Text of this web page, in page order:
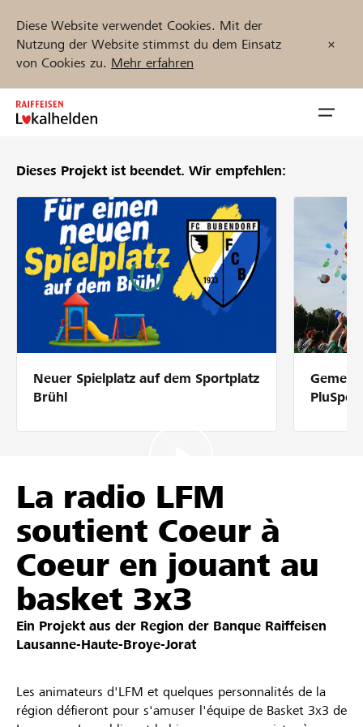
Diese Website verwendet Cookies. Mit der
Nutzung der Website stimmst du dem Einsatz
von Cookies zu. Mehr erfahren
Zum
Inhalt
Unterstützen
Hilfe & Support
Partner / Raiffeisenbank
Anmelden
Registrieren
Projekte und Organisationen finden
DE FR IT
Dieses Projekt ist beendet. Wir empfehlen:
Neuer Spielplatz auf dem Sportplatz
Brühl
La radio LFM
soutient Coeur à
Coeur en jouant au
basket 3x3
Ein Projekt aus der Region der Banque Raiffeisen
Lausanne-Haute-Broye-Jorat
Les animateurs d'LFM et quelques personnalités de la
région défieront pour s'amuser l'équipe de Basket 3x3 de